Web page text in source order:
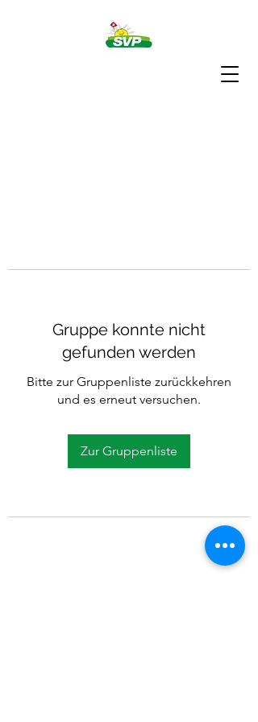
Gruppe konnte nicht
gefunden werden
Bitte zur Gruppenliste zurückkehren
und es erneut versuchen.
Zur Gruppenliste